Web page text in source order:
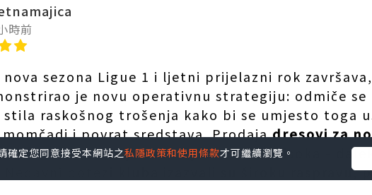
時前
nova sezona Ligue 1 i ljetni prijelazni rok
je novu operativnu strategiju: odmiče se
stila raskošnog trošenja kako bi se umjesto toga
i povrat sredstava. Prodajadresovi za
a podrška navijača ostaje izuzetno visoka -
Nedavni potezi kluba izazvali su široku raspravu,
定您同意接受本網站之私隱政策和使用條款才可繼續瀏覽。